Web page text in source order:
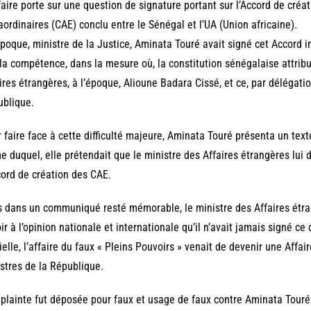
porte sur une question de signature portant sur l’Accord de
(CAE) conclu entre le Sénégal et l’UA (Union africaine).
ministre de la Justice, Aminata Touré avait signé cet Accord
compétence, dans la mesure où, la constitution sénégalaise
étrangères, à l’époque, Alioune Badara Cissé, et ce, par
faire face à cette difficulté majeure, Aminata Touré présenta un
duquel, elle prétendait que le ministre des Affaires étrangères lui
de création des CAE.
dans un communiqué resté mémorable, le ministre des Affaires
à l’opinion nationale et internationale qu’il n’avait jamais signé
l’affaire du faux « Pleins Pouvoirs » venait de devenir une
de la République.
fut déposée pour faux et usage de faux contre Aminata